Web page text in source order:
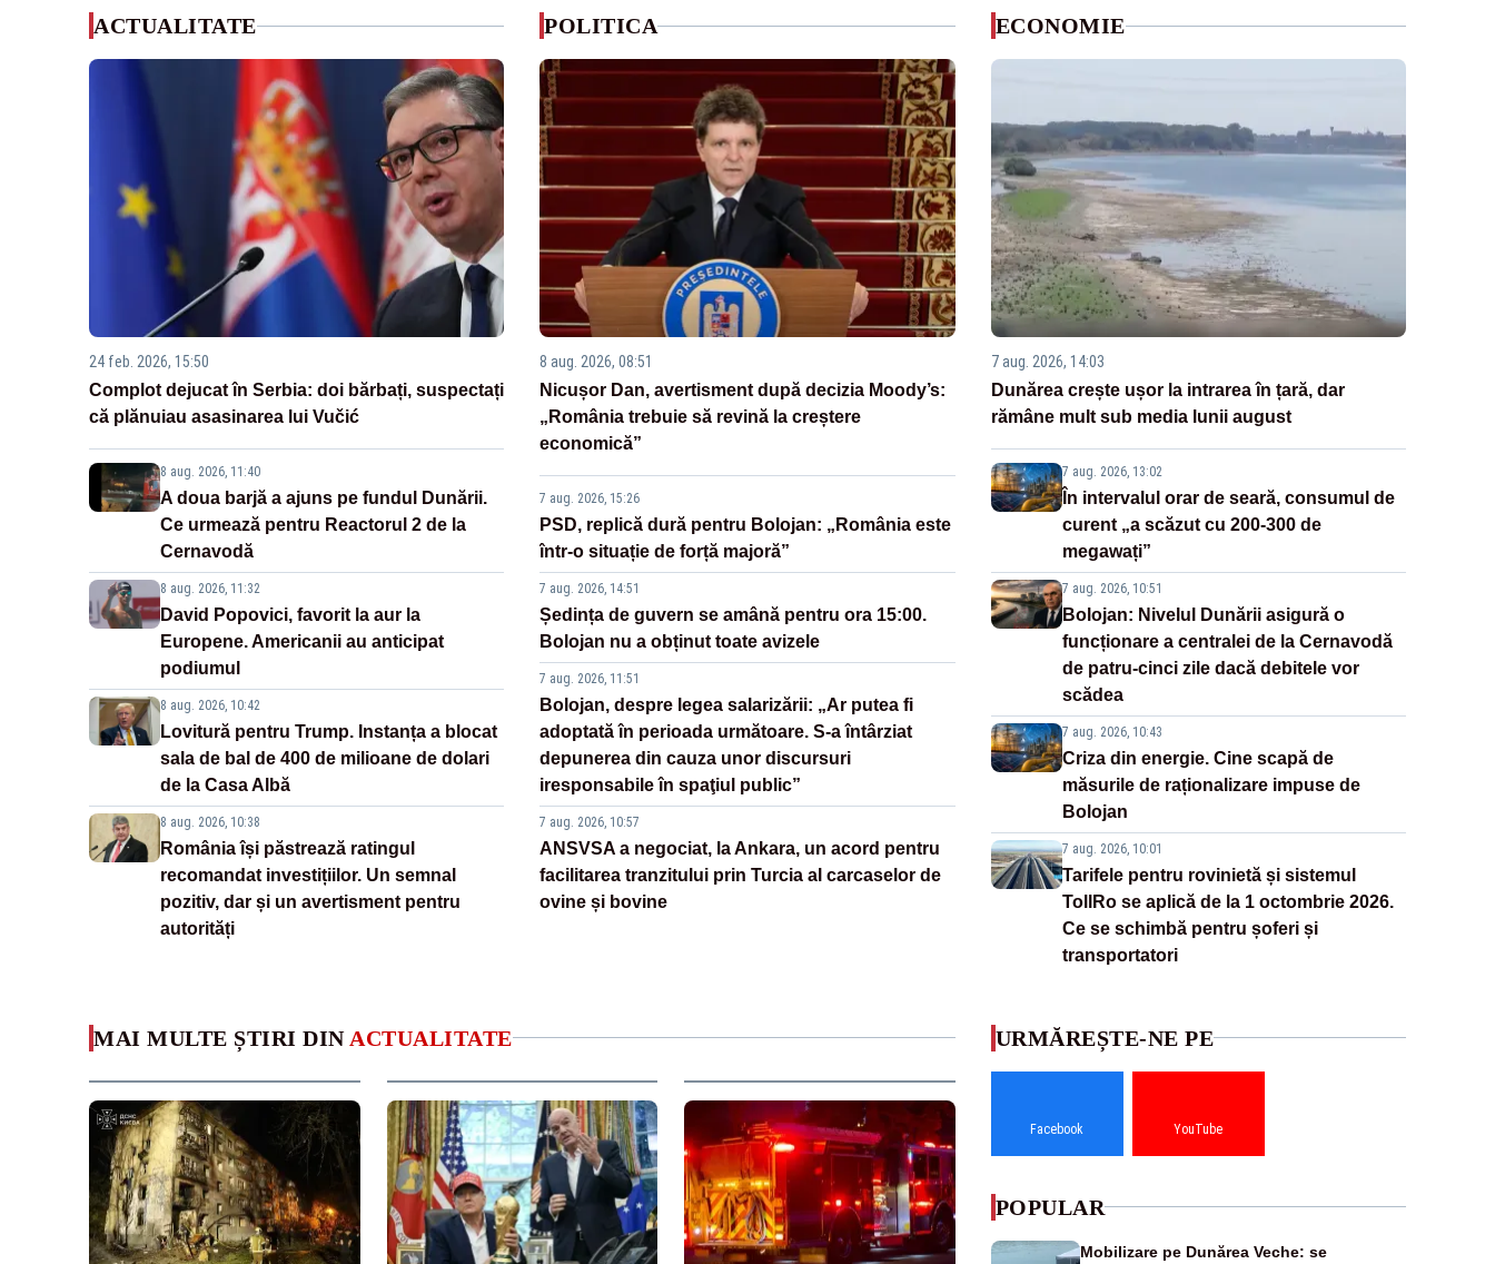
ACTUALITATE
24 feb. 2026, 15:50
Complot dejucat în Serbia: doi bărbați, suspectați
că plănuiau asasinarea lui Vučić
8 aug. 2026, 11:40
A doua barjă a ajuns pe fundul Dunării.
Ce urmează pentru Reactorul 2 de la
Cernavodă
8 aug. 2026, 11:32
David Popovici, favorit la aur la
Europene. Americanii au anticipat
podiumul
8 aug. 2026, 10:42
Lovitură pentru Trump. Instanța a blocat
sala de bal de 400 de milioane de dolari
de la Casa Albă
8 aug. 2026, 10:38
România își păstrează ratingul
recomandat investițiilor. Un semnal
pozitiv, dar și un avertisment pentru
autorități
POLITICA
8 aug. 2026, 08:51
Nicușor Dan, avertisment după decizia Moody’s:
„România trebuie să revină la creștere
economică”
7 aug. 2026, 15:26
PSD, replică dură pentru Bolojan: „România este
într-o situație de forță majoră”
7 aug. 2026, 14:51
Ședința de guvern se amână pentru ora 15:00.
Bolojan nu a obținut toate avizele
7 aug. 2026, 11:51
Bolojan, despre legea salarizării: „Ar putea fi
adoptată în perioada următoare. S-a întârziat
depunerea din cauza unor discursuri
iresponsabile în spaţiul public”
7 aug. 2026, 10:57
ANSVSA a negociat, la Ankara, un acord pentru
facilitarea tranzitului prin Turcia al carcaselor de
ovine și bovine
ECONOMIE
7 aug. 2026, 14:03
Dunărea crește ușor la intrarea în țară, dar
rămâne mult sub media lunii august
7 aug. 2026, 13:02
În intervalul orar de seară, consumul de
curent „a scăzut cu 200-300 de
megawați”
7 aug. 2026, 10:51
Bolojan: Nivelul Dunării asigură o
funcționare a centralei de la Cernavodă
de patru-cinci zile dacă debitele vor
scădea
7 aug. 2026, 10:43
Criza din energie. Cine scapă de
măsurile de raționalizare impuse de
Bolojan
7 aug. 2026, 10:01
Tarifele pentru rovinietă și sistemul
TollRo se aplică de la 1 octombrie 2026.
Ce se schimbă pentru șoferi și
transportatori
MAI MULTE ȘTIRI DIN ACTUALITATE URMĂREȘTE-NE PE
Facebook YouTube
POPULAR
Mobilizare pe Dunărea Veche: se